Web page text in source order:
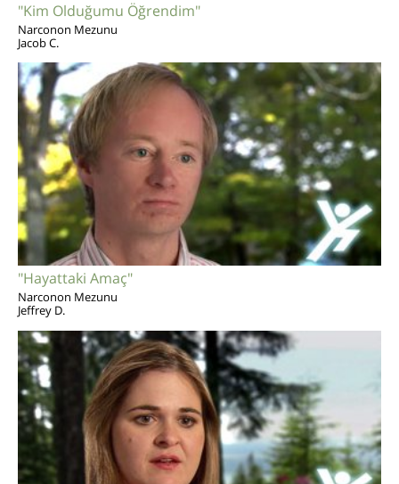
"Kim Olduğumu Öğrendim"
Narconon Mezunu
Jacob C.
"Hayattaki Amaç"
Narconon Mezunu
Jeffrey D.